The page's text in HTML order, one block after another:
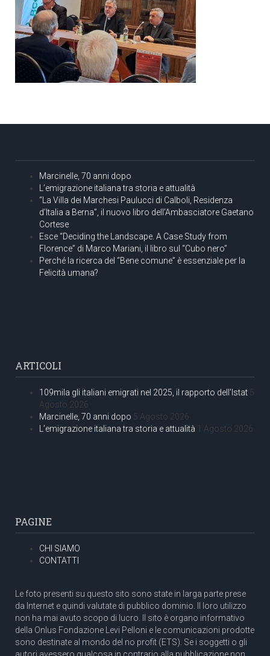
Marcinelle, 70 anni dopo
L’emigrazione italiana tra storia e attualità
“La Villa dei Marchesi Paulucci di Calboli, Residenza
d’Italia a Berna”, il nuovo libro dell’Ambasciatore Gaetano
Cortese
Esce “Deciding the Landscape. A Case Study from
Florence” di Marco Mariani, il libro sul “Cubo nero”
Perché la ricerca del “Bene comune” è essenziale per la
Felicità umana?
ARTICOLI
109mila gli italiani emigrati nel 2025, il rapporto dell’Istat 5
Agosto 2026
Marcinelle, 70 anni dopo 5 Agosto 2026
L’emigrazione italiana tra storia e attualità 1 Agosto 2026
PAGINE
CHI SIAMO
CONTATTI
Le foto presenti su questo sito sono state in larga parte prese
da Internet e quindi valutate di pubblico dominio. Il loro utilizzo
non ha mai avuto scopo di lucro. Il sito è organo informativo
della Onlus Fondazione Levi Pelloni e le comunicazioni prodotte
sono destinate al mondo del no profit (ETS). Se i soggetti o gli